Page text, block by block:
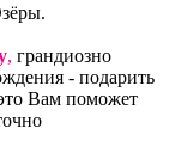
, грандиозно
- подарить
Вам поможет